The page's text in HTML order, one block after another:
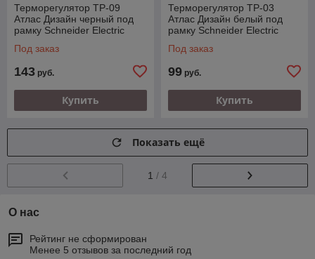
Терморегулятор ТР-09
Атлас Дизайн черный под
рамку Schneider Electric
Под заказ
143 руб.
Купить
Терморегулятор ТР-03
Атлас Дизайн белый под
рамку Schneider Electric
Под заказ
99 руб.
Купить
Показать ещё
1 / 4
О нас
Рейтинг не сформирован
Менее 5 отзывов за последний год